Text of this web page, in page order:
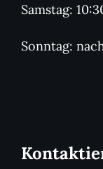
Samstag:
Sonntag: